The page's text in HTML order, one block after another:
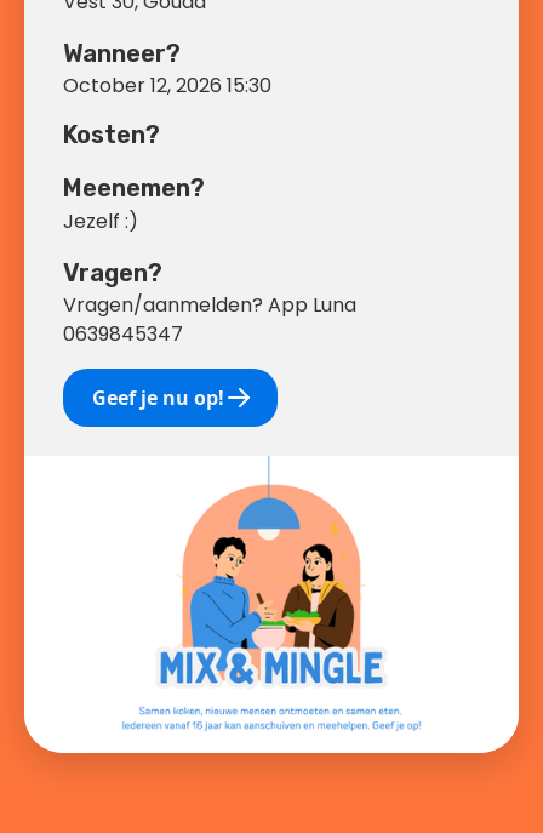
Wanneer?
October 12, 2026 15:30
Kosten?
Meenemen?
Jezelf :)
Vragen?
Vragen/aanmelden? App Luna
0639845347
Geef je nu op!